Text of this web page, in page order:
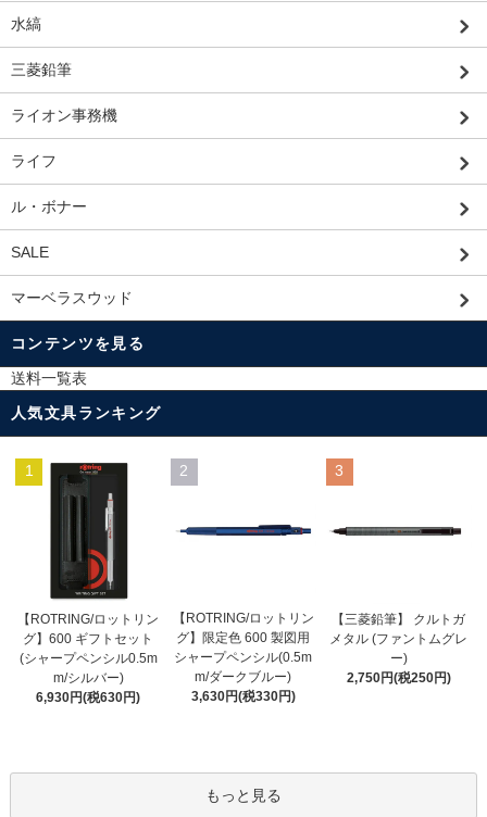
水縞
三菱鉛筆
ライオン事務機
ライフ
ル・ボナー
SALE
マーベラスウッド
コンテンツを見る
送料一覧表
人気文具ランキング
1
【ROTRING/ロットリン
グ】600 ギフトセット
(シャープペンシル0.5m
m/シルバー)
6,930円(税630円)
2
【ROTRING/ロットリン
グ】限定色 600 製図用
シャープペンシル(0.5m
m/ダークブルー)
3,630円(税330円)
3
【三菱鉛筆】 クルトガ
メタル (ファントムグレ
ー)
2,750円(税250円)
もっと見る